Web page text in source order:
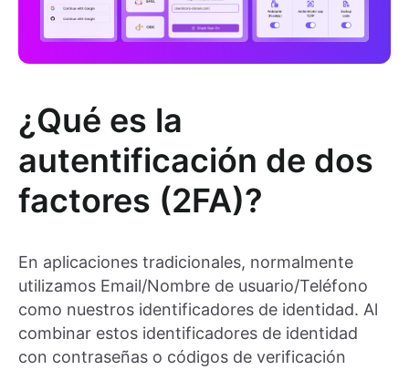
¿Qué es la
autentificación de dos
factores (2FA)?
En aplicaciones tradicionales, normalmente
utilizamos Email/Nombre de usuario/Teléfono
como nuestros identificadores de identidad. Al
combinar estos identificadores de identidad
con contraseñas o códigos de verificación